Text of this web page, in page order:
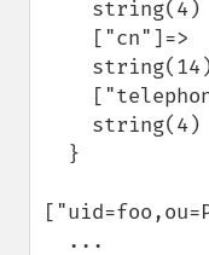
  ...